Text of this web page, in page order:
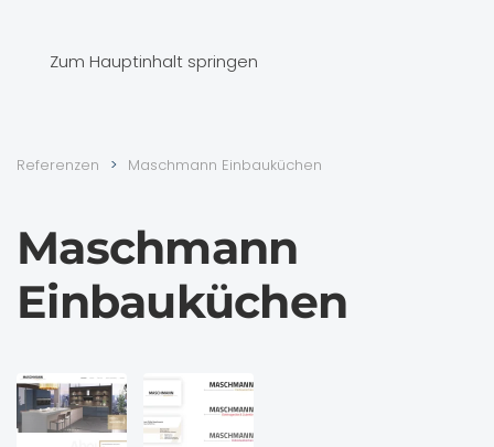
Zum Hauptinhalt springen
Referenzen Maschmann Einbauküchen
Maschmann
Einbauküchen